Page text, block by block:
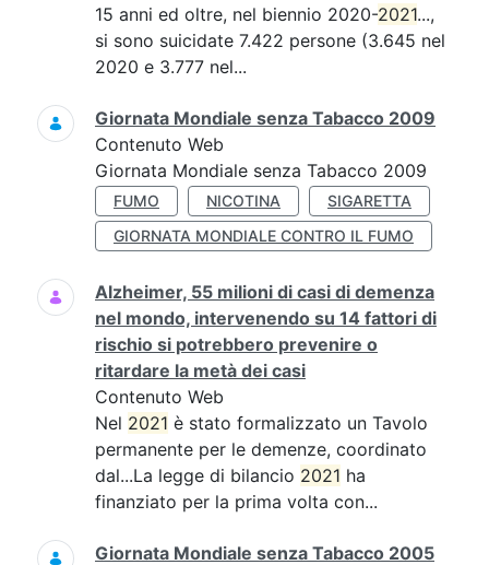
15 anni ed oltre, nel biennio 2020-2021...,
si sono suicidate 7.422 persone (3.645 nel
2020 e 3.777 nel...
Giornata Mondiale senza Tabacco 2009
Contenuto Web
Giornata Mondiale senza Tabacco 2009
FUMO NICOTINA
SIGARETTA
GIORNATA MONDIALE CONTRO IL FUMO
Alzheimer, 55 milioni di casi di demenza
nel mondo, intervenendo su 14 fattori di
rischio si potrebbero prevenire o
ritardare la metà dei casi
Contenuto Web
Nel 2021 è stato formalizzato un Tavolo
permanente per le demenze, coordinato
dal...La legge di bilancio 2021 ha
finanziato per la prima volta con...
Giornata Mondiale senza Tabacco 2005